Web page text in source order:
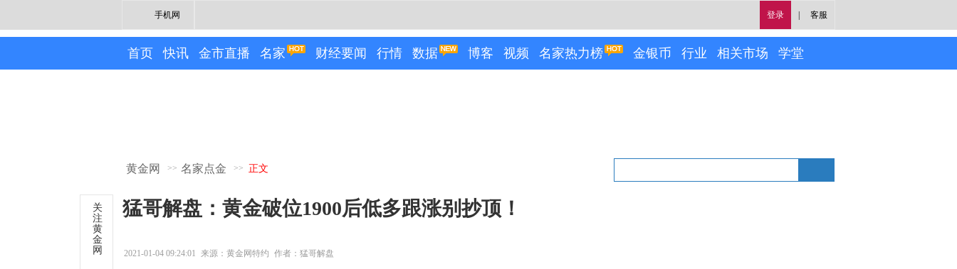
登录 客服
手机网
首页 快讯 金市直播 名家 财经要闻 行情 数据 博客 视频 名家热力榜 金银币 行业 相关市场 学堂
黄金网 >> 名家点金 >> 正文
猛哥解盘：黄金破位1900后低多跟涨别抄顶！
2021-01-04 09:24:01 来源：黄金网特约 作者：猛哥解盘
关
注
黄
金
网